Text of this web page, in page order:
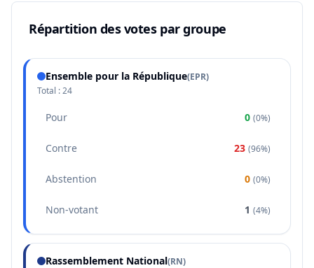
Répartition des votes par groupe
Ensemble pour la République(EPR)
Total :24
Pour 0 (0%)
Contre 23 (96%)
Abstention 0 (0%)
Non-votant 1 (4%)
Rassemblement National(RN)